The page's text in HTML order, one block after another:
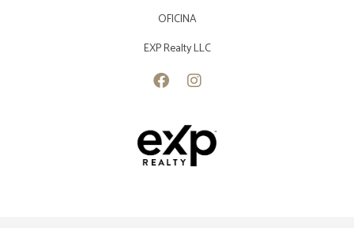
OFICINA
EXP Realty LLC